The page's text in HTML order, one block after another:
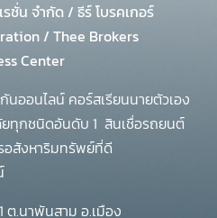
ชั่น จำกัด / ธีร์ โบรคเกอร์
/ Thee Brokers
Center
นออนไลน์ คอร์สเรียนนายตัวเอง
ยทุกชนิดอันดับ 1 สินเชื่อรถยนต์
อสังหาริมทรัพย์ที่ดี
ต.นาพันสาม อ.เมือง